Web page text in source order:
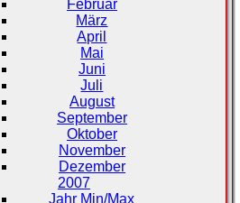
Februar
März
April
Mai
Juni
Juli
August
September
Oktober
November
Dezember
2007
Jahr Min/Max